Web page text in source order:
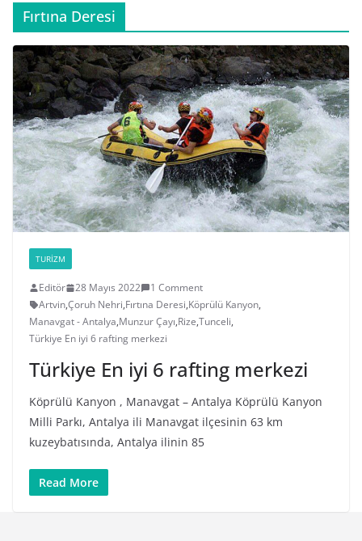
Fırtına Deresi
TURIZM
Editör 28 Mayıs 2022
1 Comment
Artvin,Çoruh Nehri,Fırtına Deresi,Köprülü Kanyon,
Manavgat - Antalya,Munzur Çayı,Rize,Tunceli,
Türkiye En iyi 6 rafting merkezi
Türkiye En iyi 6 rafting merkezi
Köprülü Kanyon , Manavgat – Antalya Köprülü Kanyon
Milli Parkı, Antalya ili Manavgat ilçesinin 63 km
kuzeybatısında, Antalya ilinin 85
Read More